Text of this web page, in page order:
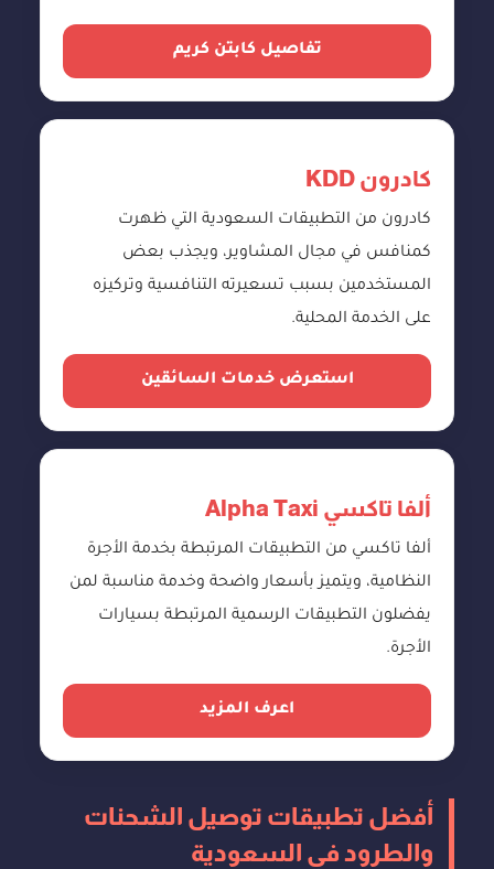
تفاصيل كابتن كريم
كادرون KDD
كادرون من التطبيقات السعودية التي ظهرت
كمنافس في مجال المشاوير، ويجذب بعض
المستخدمين بسبب تسعيرته التنافسية وتركيزه
على الخدمة المحلية.
استعرض خدمات السائقين
ألفا تاكسي Alpha Taxi
ألفا تاكسي من التطبيقات المرتبطة بخدمة الأجرة
النظامية، ويتميز بأسعار واضحة وخدمة مناسبة لمن
يفضلون التطبيقات الرسمية المرتبطة بسيارات
الأجرة.
اعرف المزيد
أفضل تطبيقات توصيل الشحنات
والطرود في السعودية